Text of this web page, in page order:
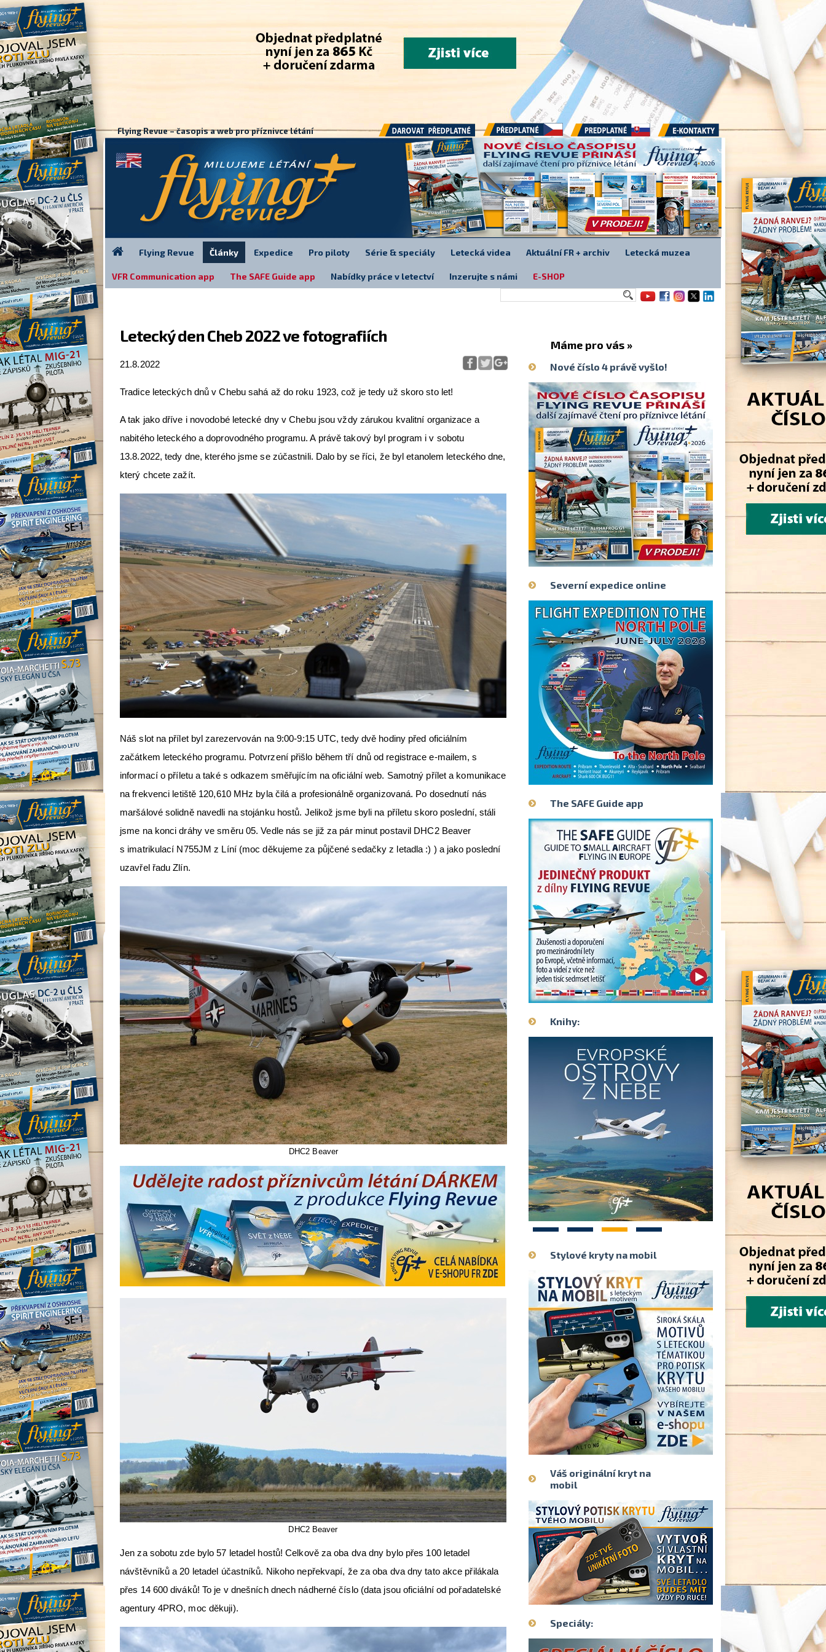
Letecký den Cheb 2022 ve fotografiích
21.8.2022
Tradice leteckých dnů v Chebu sahá až do roku 1923, což je tedy už skoro sto let!
A tak jako dříve i novodobé letecké dny v Chebu jsou vždy zárukou kvalitní organizace a
nabitého leteckého a doprovodného programu. A právě takový byl program i v sobotu
13.8.2022, tedy dne, kterého jsme se zúčastnili. Dalo by se říci, že byl etanolem leteckého dne,
který chcete zažít.
Náš slot na přílet byl zarezervován na 9:00-9:15 UTC, tedy dvě hodiny před oficiálním
začátkem leteckého programu. Potvrzení přišlo během tří dnů od registrace e-mailem, s
informací o příletu a také s odkazem směřujícím na oficiální web. Samotný přílet a komunikace
na frekvenci letiště 120,610 MHz byla čilá a profesionálně organizovaná. Po dosednutí nás
maršálové solidně navedli na stojánku hostů. Jelikož jsme byli na příletu skoro poslední, stáli
jsme na konci dráhy ve směru 05. Vedle nás se již za pár minut postavil DHC2 Beaver
s imatrikulací N755JM z Líní (moc děkujeme za půjčené sedačky z letadla :) ) a jako poslední
uzavřel řadu Zlín.
DHC2 Beaver
DHC2 Beaver
Jen za sobotu zde bylo 57 letadel hostů! Celkově za oba dva dny bylo přes 100 letadel
návštěvníků a 20 letadel účastníků. Nikoho nepřekvapí, že za oba dva dny tato akce přilákala
přes 14 600 diváků! To je v dnešních dnech nádherné číslo (data jsou oficiální od pořadatelské
agentury 4PRO, moc děkuji).
Máme pro vás »
Nové číslo 4 právě vyšlo!
Severní expedice online
The SAFE Guide app
Knihy:
1 2 3 4
Stylové kryty na mobil
Váš originální kryt na
mobil
Speciály:
Flying Revue – časopis a web pro příznivce létání
Darovat předplatné Předplatné Předplatné E-kontakty
Flying Revue Články Expedice Pro piloty Série & speciály Letecká videa Aktuální FR + archiv Letecká muzea
VFR Communication app The SAFE Guide app Nabídky práce v letectví Inzerujte s námi E-SHOP